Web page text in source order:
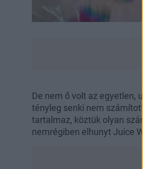
De nem ő volt az egyetlen,
tényleg senki nem
tartalmaz, köztük olyan
nemrégiben elhunyt Juice